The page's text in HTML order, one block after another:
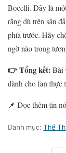
Bocelli. Đây là
rằng dù trên sân
phía trước. Hãy
ngờ nào trong
👉 Tổng kết: Bài
dành cho fan thực
📌 Đọc thêm tin
Danh mục: Thể